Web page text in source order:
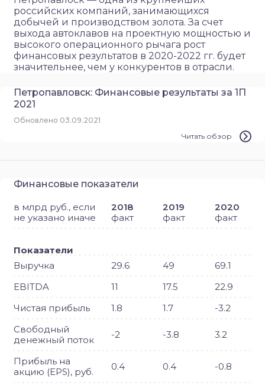
российских компаний, занимающихся
добычей и производством золота. За счет
выхода автоклавов на проектную мощностью и
высокого операционного рычага рост
финансовых результатов в 2020-2022 гг. будет
значительнее, чем у конкурентов в отрасли.
Петропавловск: Финансовые результаты за 1П
2021
Обновлено 03.09.2021
Читать обзор
Финансовые показатели
в млрд руб., если
не указано иначе
2018
факт
2019
факт
2020
факт
Показатели
Выручка
29.6 49
69.1
EBITDA
11 17.5
22.9
Чистая прибыль
1.8 1.7
-3.2
Свободный
денежный поток
-2 -3.8 3.2
Прибыль на
акцию (EPS), руб.
0.4 0.4 -0.8